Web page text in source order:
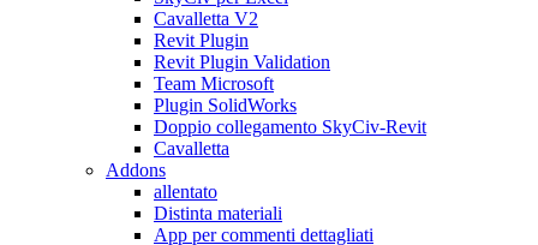
Cavalletta V2
Revit Plugin
Revit Plugin Validation
Team Microsoft
Plugin SolidWorks
Doppio collegamento SkyCiv-Revit
Cavalletta
Addons
allentato
Distinta materiali
App per commenti dettagliati